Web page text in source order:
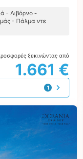
- Λιβόρνο -
- Πάλμα ντε
ξεκινώντας από
1.661 €
1
προσφορά